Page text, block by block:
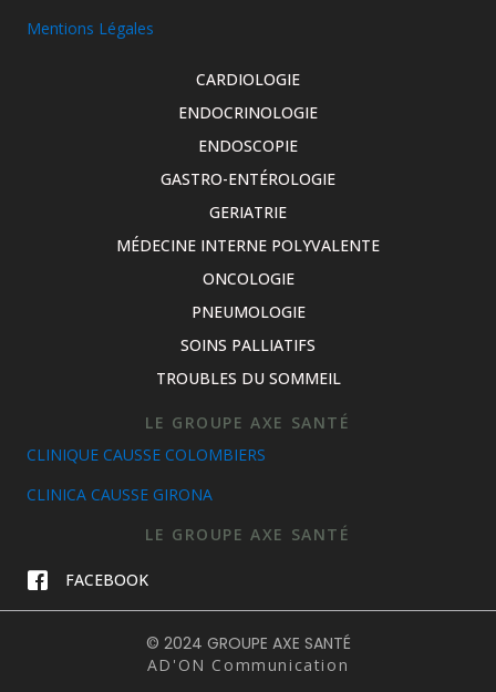
Mentions Légales
CARDIOLOGIE
ENDOCRINOLOGIE
ENDOSCOPIE
GASTRO-ENTÉROLOGIE
GERIATRIE
MÉDECINE INTERNE POLYVALENTE
ONCOLOGIE
PNEUMOLOGIE
SOINS PALLIATIFS
TROUBLES DU SOMMEIL
LE GROUPE AXE SANTÉ
CLINIQUE CAUSSE COLOMBIERS
CLINICA CAUSSE GIRONA
LE GROUPE AXE SANTÉ
FACEBOOK
© 2024 GROUPE AXE SANTÉ
AD'ON Communication